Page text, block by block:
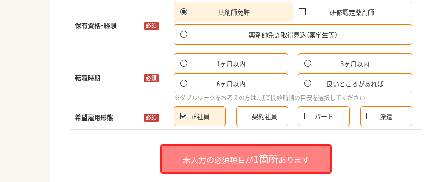
保有資格・経験 必須
薬剤師免許 研修認定薬剤師
薬剤師免許取得見込（薬学生等）
転職時期 必須
1ヶ月以内 3ヶ月以内
6ヶ月以内 良いところがあれば
※ダブルワークをお考えの方は、就業開始時期の目安を選択してください
希望雇用形態 必須 正社員 契約社員 パート 派遣
未入力の必須項目が1箇所あります